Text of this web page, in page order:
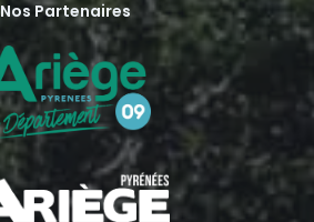
Nos Partenaires